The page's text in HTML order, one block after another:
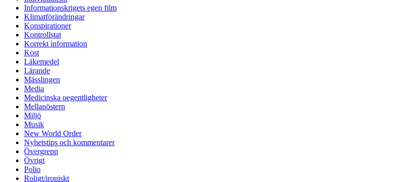
Informationskrigets egen film
Klimatförändringar
Konspirationer
Kontrollstat
Korrekt information
Kost
Läkemedel
Lärande
Mässlingen
Media
Medicinska oegentligheter
Mellanöstern
Miljö
Musik
New World Order
Nyhetstips och kommentarer
Övergrepp
Övrigt
Polio
Roligt/ironiskt